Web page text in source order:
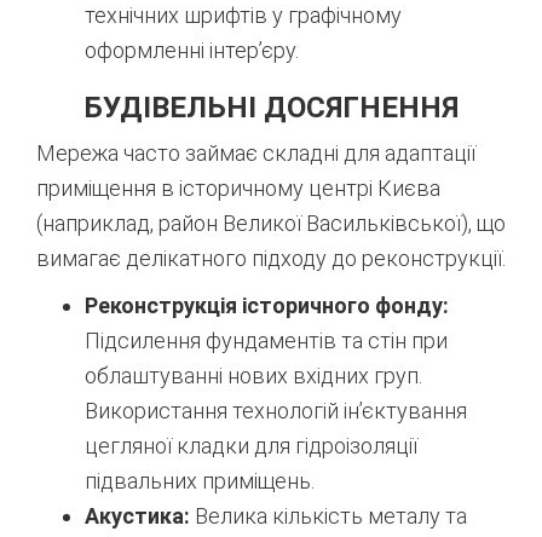
технічних шрифтів у графічному
оформленні інтер’єру.
БУДІВЕЛЬНІ ДОСЯГНЕННЯ
Мережа часто займає складні для адаптації
приміщення в історичному центрі Києва
(наприклад, район Великої Васильківської), що
вимагає делікатного підходу до реконструкції.
Реконструкція історичного фонду:
Підсилення фундаментів та стін при
облаштуванні нових вхідних груп.
Використання технологій ін’єктування
цегляної кладки для гідроізоляції
підвальних приміщень.
Акустика: Велика кількість металу та